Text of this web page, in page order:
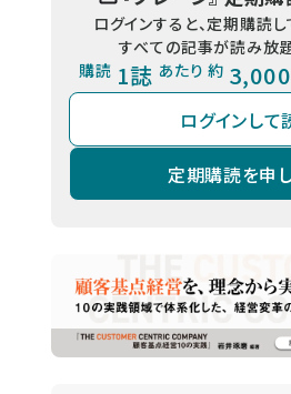
ログインすると、定期購読
すべての記事が読み放題
購読 1誌 あたり 約 3,000
ログインして
定期購読を申